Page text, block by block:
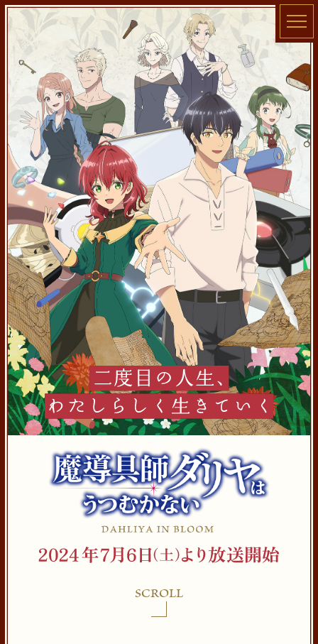
TOP
NEWS
STORY
ONAIR
STAFF / CAST
CHARACTER
Blu-ray
MUSIC
BOOK
GOODS
SPECIAL